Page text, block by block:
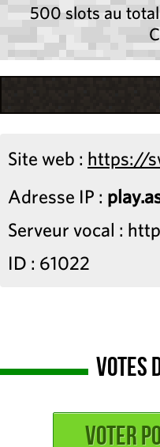
500 slots au
Site web : https://
Adresse IP :
Serveur vocal :
ID : 61022
Votes